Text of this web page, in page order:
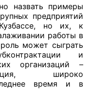
примеры
предприятий
но их, к
работы в
может сыграть
и
организаций –
широко
время и в